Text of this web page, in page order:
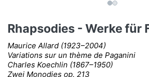
Rhapsodies - Werke für
Maurice Allard (1923–2004)
Variations sur un thème de Paganini
Charles Koechlin (1867–1950)
Zwei Monodies op. 213